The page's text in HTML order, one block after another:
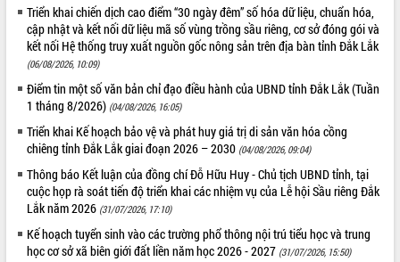
Triển khai chiến dịch cao điểm “30 ngày đêm” số hóa dữ liệu, chuẩn hóa,
cập nhật và kết nối dữ liệu mã số vùng trồng sầu riêng, cơ sở đóng gói và
kết nối Hệ thống truy xuất nguồn gốc nông sản trên địa bàn tỉnh Đắk Lắk
(06/08/2026, 10:09)
Điểm tin một số văn bản chỉ đạo điều hành của UBND tỉnh Đắk Lắk (Tuần
1 tháng 8/2026) (04/08/2026, 16:05)
Triển khai Kế hoạch bảo vệ và phát huy giá trị di sản văn hóa cồng
chiêng tỉnh Đắk Lắk giai đoạn 2026 – 2030 (04/08/2026, 09:04)
Thông báo Kết luận của đồng chí Đỗ Hữu Huy - Chủ tịch UBND tỉnh, tại
cuộc họp rà soát tiến độ triển khai các nhiệm vụ của Lễ hội Sầu riêng Đắk
Lắk năm 2026 (31/07/2026, 17:10)
Kế hoạch tuyển sinh vào các trường phổ thông nội trú tiểu học và trung
học cơ sở xã biên giới đất liền năm học 2026 - 2027 (31/07/2026, 15:50)